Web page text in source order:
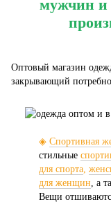
мужчин и
Оптовый магазин
закрывающий
◈ Спортивная
стильные
для спорта
для женщин , а
Вещи